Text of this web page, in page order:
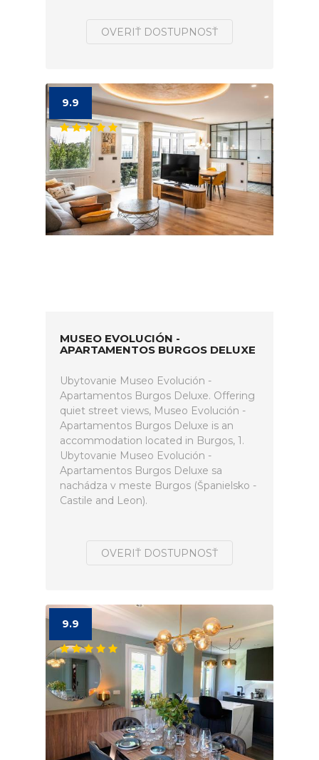
OVERIŤ DOSTUPNOSŤ
9.9
MUSEO EVOLUCIÓN -
APARTAMENTOS BURGOS DELUXE
Ubytovanie Museo Evolución -
Apartamentos Burgos Deluxe. Offering
quiet street views, Museo Evolución -
Apartamentos Burgos Deluxe is an
accommodation located in Burgos, 1.
Ubytovanie Museo Evolución -
Apartamentos Burgos Deluxe sa
nachádza v meste Burgos (Španielsko -
Castile and Leon).
OVERIŤ DOSTUPNOSŤ
9.9